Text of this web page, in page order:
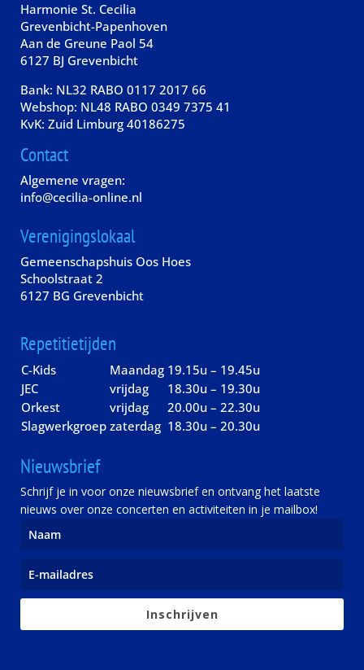
Harmonie St. Cecilia
Grevenbicht-Papenhoven
Aan de Greune Paol 54
6127 BJ Grevenbicht
Bank: NL32 RABO 0117 2017 66
Webshop: NL48 RABO 0349 7375 41
KvK: Zuid Limburg 40186275
Contact
Algemene vragen:
info@cecilia-online.nl
Verenigingslokaal
Gemeenschapshuis Oos Hoes
Schoolstraat 2
6127 BG Grevenbicht
Repetitietijden
C-Kids Maandag 19.15u – 19.45u
JEC
vrijdag
18.30u – 19.30u
Orkest
vrijdag
20.00u – 22.30u
Slagwerkgroep zaterdag 18.30u – 20.30u
Nieuwsbrief
Schrijf je in voor onze nieuwsbrief en ontvang het laatste
nieuws over onze concerten en activiteiten in je mailbox!
Inschrijven